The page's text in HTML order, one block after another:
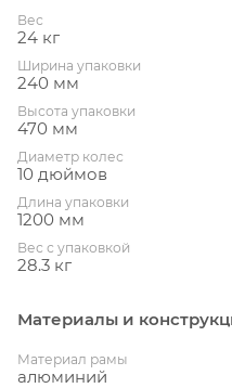
Вес
24 кг
Ширина упаковки
240 мм
Высота упаковки
470 мм
Диаметр колес
10 дюймов
Длина упаковки
1200 мм
Вес с упаковкой
28.3 кг
Материалы и
Материал рамы
алюминий